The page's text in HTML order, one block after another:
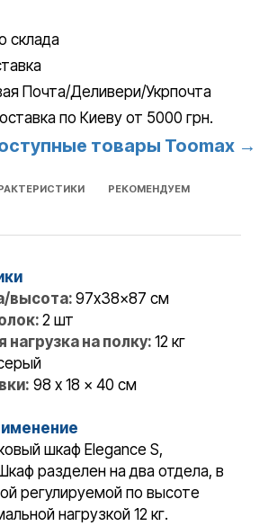
склада
Почта/Деливери/Укрпочта
по Киеву от 5000 грн.
товары Toomax →
РЕКОМЕНДУЕМ
высота: 97x38x87 см
2 шт
на полку: 12 кг
98 x 18 x 40 см
шкаф Elegance S,
разделен на два отдела, в
регулируемой по высоте
нагрузкой 12 кг.